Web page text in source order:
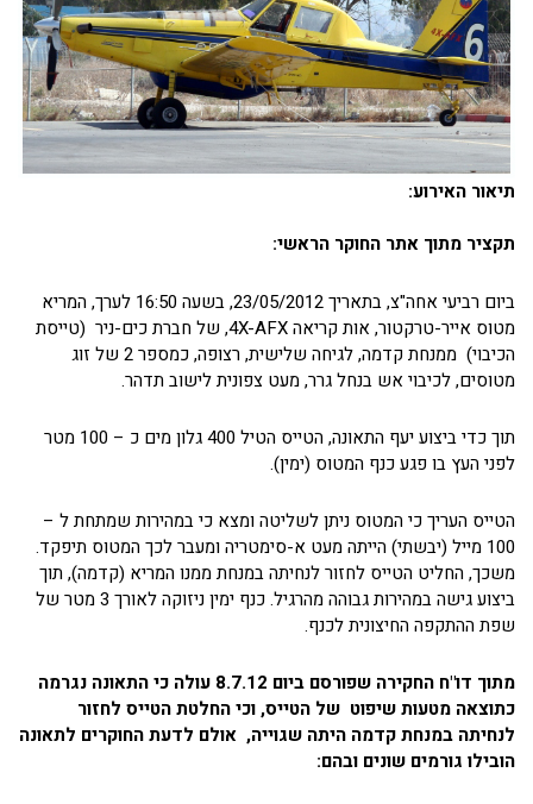
תיאור האירוע:
תקציר מתוך אתר החוקר הראשי:
ביום רביעי אחה"צ, בתאריך 23/05/2012, בשעה 16:50 לערך, המריא
מטוס אייר-טרקטור, אות קריאה 4X-AFX, של חברת כים-ניר (טייסת
הכיבוי) ממנחת קדמה, לגיחה שלישית, רצופה, כמספר 2 של זוג
מטוסים, לכיבוי אש בנחל גרר, מעט צפונית לישוב תדהר.
תוך כדי ביצוע יעף התאונה, הטייס הטיל 400 גלון מים כ – 100 מטר
לפני העץ בו פגע כנף המטוס (ימין).
הטייס העריך כי המטוס ניתן לשליטה ומצא כי במהירות שמתחת ל –
100 מייל (יבשתי) הייתה מעט א-סימטריה ומעבר לכך המטוס תיפקד.
משכך, החליט הטייס לחזור לנחיתה במנחת ממנו המריא (קדמה), תוך
ביצוע גישה במהירות גבוהה מהרגיל. כנף ימין ניזוקה לאורך 3 מטר של
שפת ההתקפה החיצונית לכנף.
מתוך דו"ח החקירה שפורסם ביום 8.7.12 עולה כי התאונה נגרמה
כתוצאה מטעות שיפוט של הטייס, וכי החלטת הטייס לחזור
לנחיתה במנחת קדמה היתה שגוייה, אולם לדעת החוקרים לתאונה
הובילו גורמים שונים ובהם: